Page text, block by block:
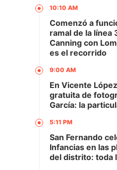
10:10 AM
Comenzó a
ramal de la línea
Canning con
es el recorrido
9:00 AM
En Vicente
gratuita de
García: la
5:11 PM
San Fernando
Infancias en las
del distrito: toda